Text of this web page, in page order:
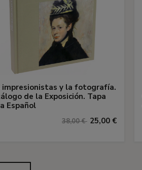
impresionistas y la fotografía.
de la Exposición. Tapa
Español
38,00 € 25,00 €